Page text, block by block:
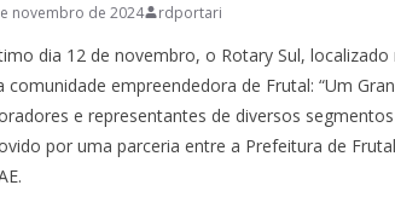
novembro de 2024 rdportari
dia 12 de novembro, o Rotary Sul,
comunidade empreendedora de Frutal: “Um
e representantes de diversos
por uma parceria entre a Prefeitura de